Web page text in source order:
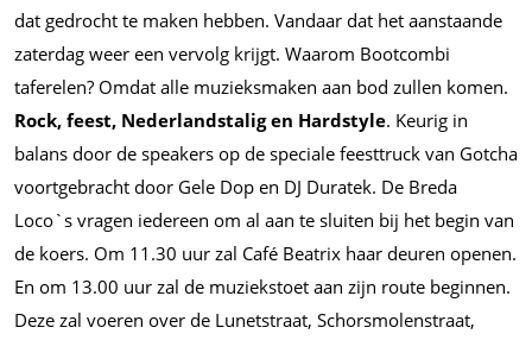
dat gedrocht te maken hebben. Vandaar dat het aanstaande
zaterdag weer een vervolg krijgt. Waarom Bootcombi
taferelen? Omdat alle muzieksmaken aan bod zullen komen.
Rock, feest, Nederlandstalig en Hardstyle. Keurig in
balans door de speakers op de speciale feesttruck van Gotcha
voortgebracht door Gele Dop en DJ Duratek. De Breda
Loco`s vragen iedereen om al aan te sluiten bij het begin van
de koers. Om 11.30 uur zal Café Beatrix haar deuren openen.
En om 13.00 uur zal de muziekstoet aan zijn route beginnen.
Deze zal voeren over de Lunetstraat, Schorsmolenstraat,